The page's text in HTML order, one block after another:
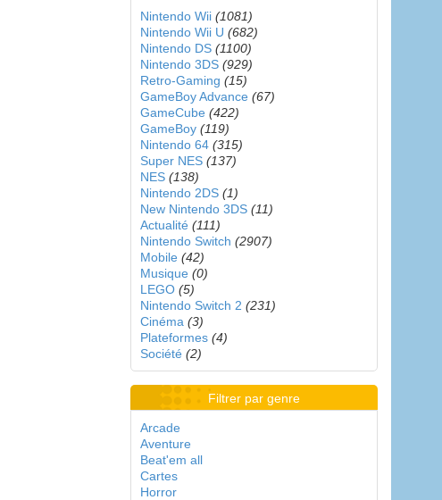
Nintendo Wii (1081)
Nintendo Wii U (682)
Nintendo DS (1100)
Nintendo 3DS (929)
Retro-Gaming (15)
GameBoy Advance (67)
GameCube (422)
GameBoy (119)
Nintendo 64 (315)
Super NES (137)
NES (138)
Nintendo 2DS (1)
New Nintendo 3DS (11)
Actualité (111)
Nintendo Switch (2907)
Mobile (42)
Musique (0)
LEGO (5)
Nintendo Switch 2 (231)
Cinéma (3)
Plateformes (4)
Société (2)
Filtrer par genre
Arcade
Aventure
Beat'em all
Cartes
Horror